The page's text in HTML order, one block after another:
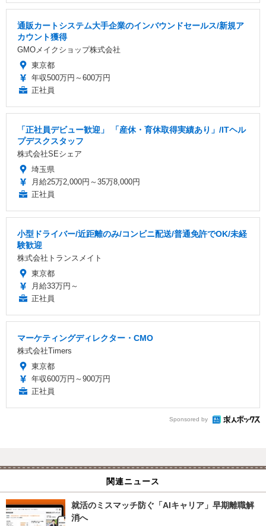
通販カートシステム大手企業のインバウンドセールス/新規ア
カウント獲得
GMOメイクショップ株式会社
東京都
年収500万円～600万円
正社員
「正社員デビュー歓迎」 「産休・育休取得実績あり」/ITヘル
プデスクスタッフ
株式会社SEシェア
埼玉県
月給25万2,000円～35万8,000円
正社員
小型ドライバー/近距離のみ/コンビニ配送/普通免許でOK/未経
験歓迎
株式会社トランスメイト
東京都
月給33万円～
正社員
マーケティングディレクター・CMO
株式会社Timers
東京都
年収600万円～900万円
正社員
Sponsored by
関連ニュース
就活のミスマッチ防ぐ「AIキャリア」早期離職解
消へ